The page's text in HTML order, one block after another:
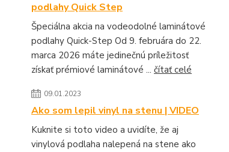
podlahy Quick Step
Špeciálna akcia na vodeodolné laminátové
podlahy Quick-Step Od 9. februára do 22.
marca 2026 máte jedinečnú príležitosť
získať prémiové laminátové ... čítať celé
09.01.2023
Ako som lepil vinyl na stenu | VIDEO
Kuknite si toto video a uvidíte, že aj
vinylová podlaha nalepená na stene ako